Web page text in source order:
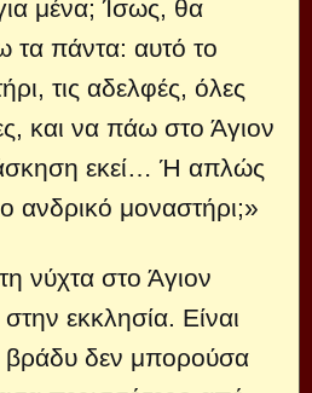
μένα; Ίσως, θα
πάντα: αυτό το
τις αδελφές, όλες
και να πάω στο Άγιον
εκεί… Ή απλώς
ανδρικό μοναστήρι;»
νύχτα στο Άγιον
εκκλησία. Είναι
βράδυ δεν μπορούσα